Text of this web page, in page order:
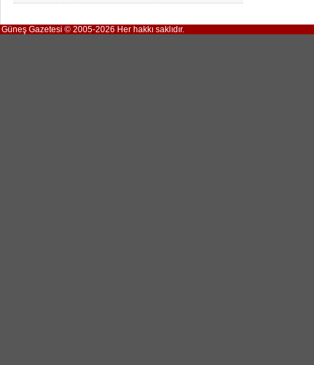
Güneş Gazetesi © 2005-2026 Her hakkı saklıdır.